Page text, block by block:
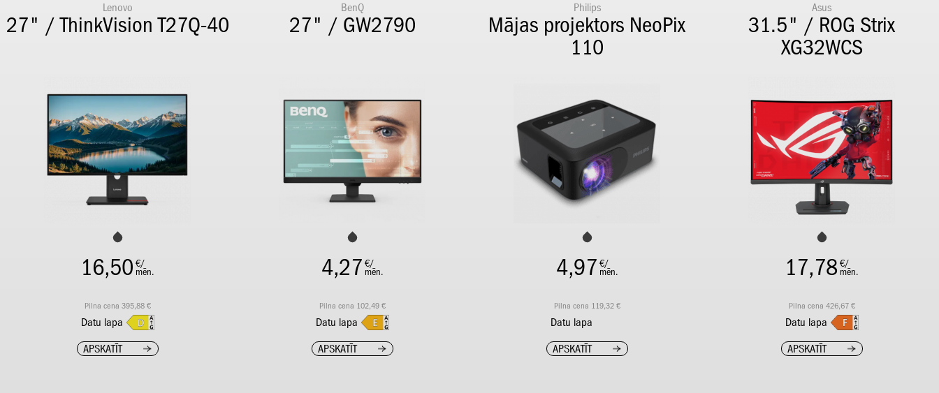
Lenovo
27" / ThinkVision T27Q-40
16,50 €/
mēn.
Pilna cena 395,88 €
Datu lapa
APSKATĪT
BenQ
27" / GW2790
4,27 €/
mēn.
Pilna cena 102,49 €
Datu lapa
APSKATĪT
Philips
Mājas projektors NeoPix
110
4,97 €/
mēn.
Pilna cena 119,32 €
Datu lapa
APSKATĪT
Asus
31.5" / ROG Strix
XG32WCS
17,78 €/
mēn.
Pilna cena 426,67 €
Datu lapa
APSKATĪT